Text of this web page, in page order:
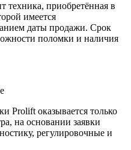
техника, приобретённая в
имеется
даты продажи. Срок
поломки и наличия
Prolift оказывается только
на основании заявки
регулировочные и